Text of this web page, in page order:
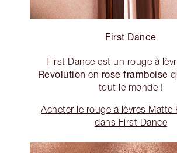
First Dance
First Dance est un rouge à
Revolution en rose framboise
tout le monde !
Acheter le rouge à lèvres Matte
dans First Dance